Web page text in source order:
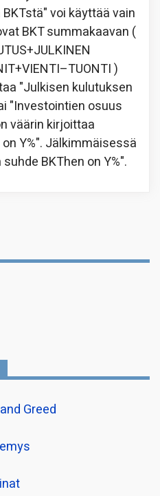
voi käyttää vain
BKT summakaavan (
)
"Julkisen kulutuksen
"Investointien osuus
väärin kirjoittaa
Y%". Jälkimmäisessä
BKThen on Y%".
Greed